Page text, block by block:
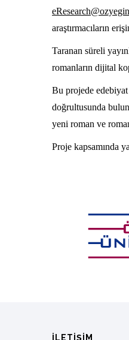
eResearch@ozyegin
araştırmacıların
Taranan süreli
romanların dijital
Bu projede
doğrultusunda
yeni roman ve
Proje kapsamında
İLETIŞIM